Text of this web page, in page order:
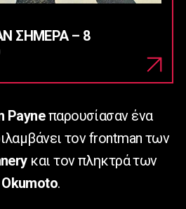
ΣΗΜΕΡΑ – 8
Payneπαρουσίασαν ένα
τον frontman των
και τον πληκτρά των
Okumoto.